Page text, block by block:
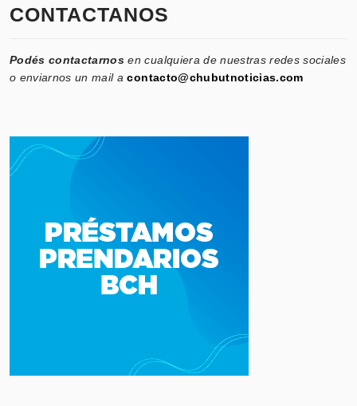
CONTACTANOS
Podés contactarnos en cualquiera de nuestras redes sociales
o enviarnos un mail acontacto@chubutnoticias.com